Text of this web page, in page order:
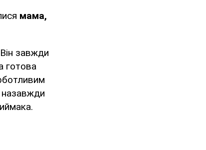
мама,
завжди
готова
назавжди